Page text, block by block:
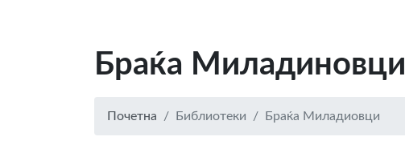
Браќа Миладиновци
Почетна Библиотеки Браќа Миладиовци